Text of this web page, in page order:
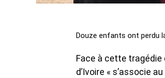
Douze enfants ont perdu
Face à cette tragédie
d’Ivoire « s’associe